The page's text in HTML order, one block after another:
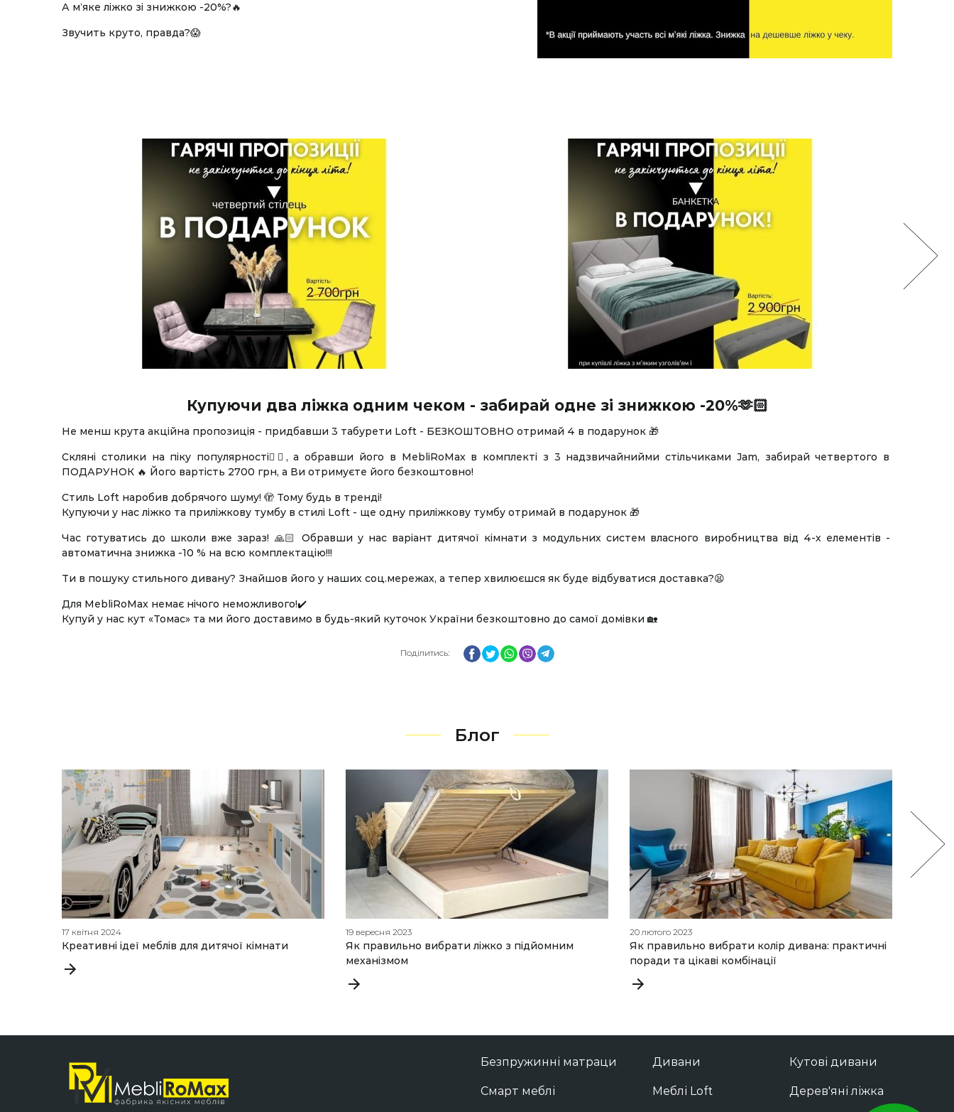
А мʼяке ліжко зі знижкою -20%?🔥
Звучить круто, правда?😱
Купуючи два ліжка одним чеком - забирай одне зі знижкою -20%🫶🏻
Не менш крута акційна пропозиція - придбавши 3 табурети Loft - БЕЗКОШТОВНО отримай 4 в подарунок 🎁
Скляні столики на піку популярності👌🏻, а обравши його в MebliRoMax в комплекті з 3 надзвичайнийми стільчиками Jam, забирай четвертого в
ПОДАРУНОК 🔥 Його вартість 2700 грн, а Ви отримуєте його безкоштовно!
Стиль Loft наробив добрячого шуму! 🫣 Тому будь в тренді!
Купуючи у нас ліжко та приліжкову тумбу в стилі Loft - ще одну приліжкову тумбу отримай в подарунок 🎁
Час готуватись до школи вже зараз! 🙏🏻 Обравши у нас варіант дитячої кімнати з модульних систем власного виробництва від 4-х елементів -
автоматична знижка -10 % на всю комплектацію!!!
Ти в пошуку стильного дивану? Знайшов його у наших соц.мережах, а тепер хвилюєшся як буде відбуватися доставка?😫
Для MebliRoMax немає нічого неможливого!✔️
Купуй у нас кут «Томас» та ми його доставимо в будь-який куточок України безкоштовно до самої домівки 🏡
Поділитись: Facebook
Twitter
WhatsApp
ViberTelegram
Блог
17 квітня 2024
Креативні ідеї меблів для дитячої кімнати
19 вересня 2023
Як правильно вибрати ліжко з підйомним
механізмом
20 лютого 2023
Як правильно вибрати колір дивана: практичні
поради та цікаві комбінації
Безпружинні матраци Дивани Кутові дивани
Смарт меблі Меблі Loft Дерев'яні ліжка